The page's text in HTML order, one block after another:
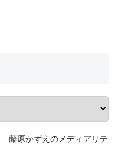
藤原かずえのメディアリテ